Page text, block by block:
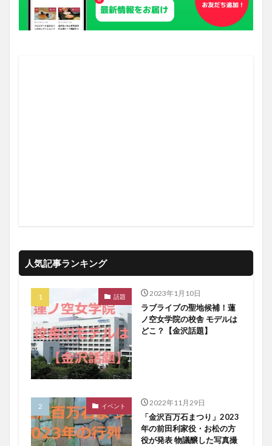
人気記事ランキング
話題 2023年1月10日
ラブライブの聖地候補！蓮
ノ空女学院の校舎 モデルは
どこ？【金沢話題】
イベント 2022年11月29日
「金沢百万石まつり」2023
年の前田利家役・お松の方
役が発表 物議醸した写真撮